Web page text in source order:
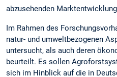
abzusehenden
Im Rahmen des
natur- und umweltbezogenen
untersucht, als auch deren
beurteilt. Es sollen
sich im Hinblick auf die in